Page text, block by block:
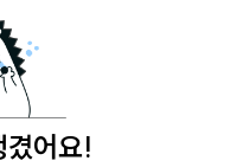
겼어요!